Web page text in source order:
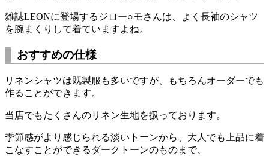
雑誌LEONに登場するジロー○モさんは、よく長袖のシャツ
を腕まくりして着ていますよね。
おすすめの仕様
リネンシャツは既製服も多いですが、もちろんオーダーでも
作ることができます。
当店でもたくさんのリネン生地を扱っております。
季節感がより感じられる淡いトーンから、大人でも上品に着
こなすことができるダークトーンのものまで、